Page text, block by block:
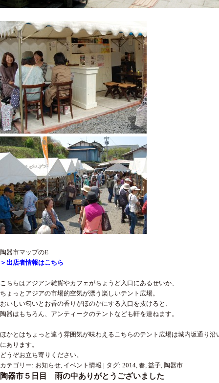
陶器市マップのE
＞出店者情報はこちら
こちらはアジアン雑貨やカフェがちょうど入口にあるせいか、
ちょっとアジアの市場的空気が漂う楽しいテント広場。
おいしい匂いとお香の香りがほのかにする入口を抜けると、
陶器はもちろん、アンティークのテントなども軒を連ねます。
ほかとはちょっと違う雰囲気が味わえるこちらのテント広場は城内坂通り沿
にあります。
どうぞお立ち寄りください。
カテゴリー: お知らせ, イベント情報 | タグ: 2014, 春, 益子, 陶器市
陶器市５日目 雨の中ありがとうございました